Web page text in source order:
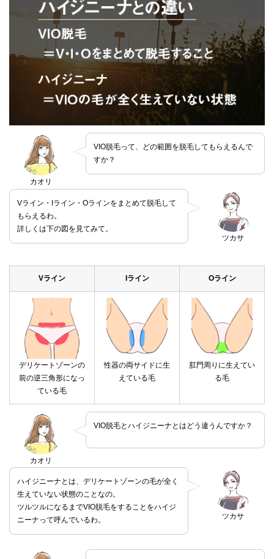
カオリ
VIO脱毛って、どの範囲を脱毛してもらえるんで
すか？
ツカサ
Vライン・Iライン・Oラインをまとめて脱毛して
もらえるわ。
詳しくは下の図を見てみて。
Vライン Iライン Oライン
デリケートゾーンの
前の逆三角形になっ
ている毛
性器の両サイドに生
えている毛
肛門周りに生えてい
る毛
カオリ
VIO脱毛とハイジニーナとはどう違うんですか？
ツカサ
ハイジニーナとは、デリケートゾーンの毛が全く
生えていない状態のことなの。
ツルツルになるまでVIO脱毛をすることをハイジ
ニーナって呼んでいるわ。